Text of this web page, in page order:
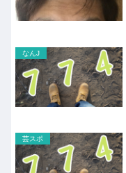
なんJ
芸スポ